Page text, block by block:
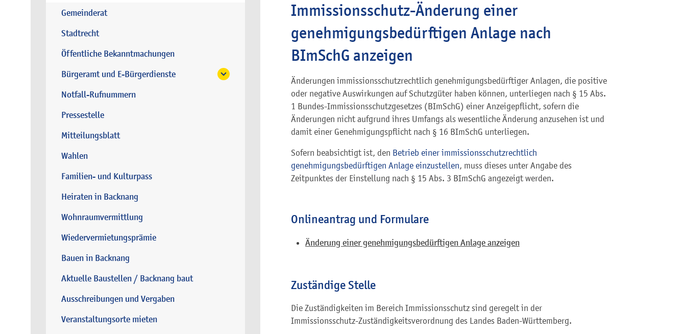
Gemeinderat
Stadtrecht
Öffentliche Bekanntmachungen
Bürgeramt und E-Bürgerdienste
Notfall-Rufnummern
Pressestelle
Mitteilungsblatt
Wahlen
Familien- und Kulturpass
Heiraten in Backnang
Wohnraumvermittlung
Wiedervermietungsprämie
Bauen in Backnang
Aktuelle Baustellen / Backnang baut
Ausschreibungen und Vergaben
Veranstaltungsorte mieten
Immissionsschutz-Änderung einer
genehmigungsbedürftigen Anlage nach
BImSchG anzeigen
Änderungen immissionsschutzrechtlich genehmigungsbedürftiger Anlagen, die positive
oder negative Auswirkungen auf Schutzgüter haben können, unterliegen nach § 15 Abs.
1 Bundes-Immissionsschutzgesetzes (BImSchG) einer Anzeigepflicht, sofern die
Änderungen nicht aufgrund ihres Umfangs als wesentliche Änderung anzusehen ist und
damit einer Genehmigungspflicht nach § 16 BImSchG unterliegen.
Sofern beabsichtigt ist, den Betrieb einer immissionsschutzrechtlich
genehmigungsbedürftigen Anlage einzustellen, muss dieses unter Angabe des
Zeitpunktes der Einstellung nach § 15 Abs. 3 BImSchG angezeigt werden.
Onlineantrag und Formulare
Änderung einer genehmigungsbedürftigen Anlage anzeigen
Zuständige Stelle
Die Zuständigkeiten im Bereich Immissionsschutz sind geregelt in der
Immissionsschutz-Zuständigkeitsverordnung des Landes Baden-Württemberg.